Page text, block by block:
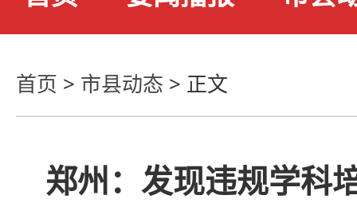
首页 > 市县动态 > 正文
郑州：发现违规学科